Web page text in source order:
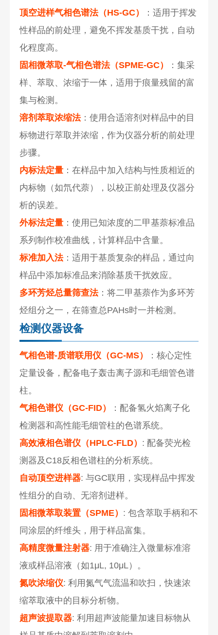
顶空进样气相色谱法（HS-GC）
：适用于挥发
性样品的前处理，避免不挥发基质干扰，自动
化程度高。
固相微萃取-气相色谱法（SPME-GC）
：集采
样、萃取、浓缩于一体，适用于痕量残留的富
集与检测。
溶剂萃取浓缩法：使用合适溶剂对样品中的目
标物进行萃取并浓缩，作为仪器分析的前处理
步骤。
内标法定量 ：在样品中加入结构与性质相近的
内标物（如氘代萘），以校正前处理及仪器分
析的误差。
外标法定量 ：使用已知浓度的二甲基萘标准品
系列制作校准曲线，计算样品中含量。
标准加入法：适用于基质复杂的样品，通过向
样品中添加标准品来消除基质干扰效应。
多环芳烃总量筛查法：将二甲基萘作为多环芳
烃组分之一，在筛查总PAHs时一并检测。
检测仪器设备
气相色谱-质谱联用仪（GC-MS）
：核心定性
定量设备，配备电子轰击离子源和毛细管色谱
柱。
气相色谱仪（GC-FID）
：配备氢火焰离子化
检测器和高性能毛细管柱的色谱系统。
高效液相色谱仪（HPLC-FLD） : 配备荧光检
测器及C18反相色谱柱的分析系统。
自动顶空进样器: 与GC联用，实现样品中挥发
性组分的自动、无溶剂进样。
固相微萃取装置（SPME） : 包含萃取手柄和不
同涂层的纤维头，用于样品富集。
高精度微量注射器: 用于准确注入微量标准溶
液或样品溶液（如1μL, 10μL）。
氮吹浓缩仪: 利用氮气气流温和吹扫，快速浓
缩萃取液中的目标分析物。
超声波提取器: 利用超声波能量加速目标物从